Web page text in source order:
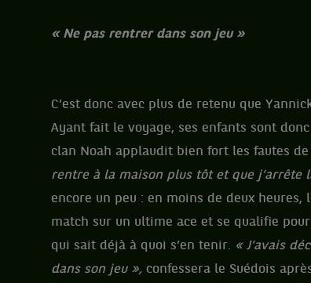
« Ne pas rentrer dans son jeu »
C’est donc avec plus de retenu que
Ayant fait le voyage, ses enfants sont
clan Noah applaudit bien fort les fautes
rentre à la maison plus tôt et que j’arrête
encore un peu : en moins de deux
match sur un ultime ace et se qualifie
qui sait déjà à quoi s’en tenir. « J'avais
dans son jeu », confessera le Suédois